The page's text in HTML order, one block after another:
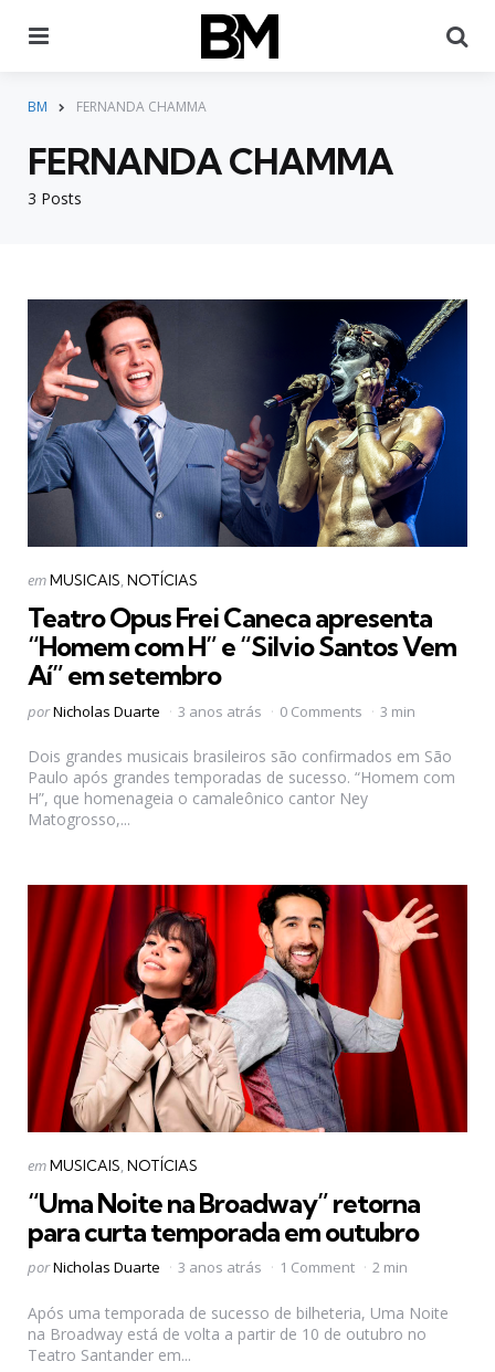
BM FERNANDA CHAMMA
3 Posts
FERNANDA CHAMMA
Categorias
Postado
emMUSICAIS NOTÍCIAS
Teatro Opus Frei Caneca apresenta
“Homem com H” e “Silvio Santos Vem
Aí” em setembro
Postado
porNicholas Duarte 3 anos atrás 0 Comments 3 min
Dois grandes musicais brasileiros são confirmados em São
Paulo após grandes temporadas de sucesso. “Homem com
H”, que homenageia o camaleônico cantor Ney
Matogrosso,...
Categorias
Postado
emMUSICAIS NOTÍCIAS
“Uma Noite na Broadway” retorna
para curta temporada em outubro
Postado
porNicholas Duarte 3 anos atrás 1 Comment 2 min
Após uma temporada de sucesso de bilheteria, Uma Noite
na Broadway está de volta a partir de 10 de outubro no
Teatro Santander em...